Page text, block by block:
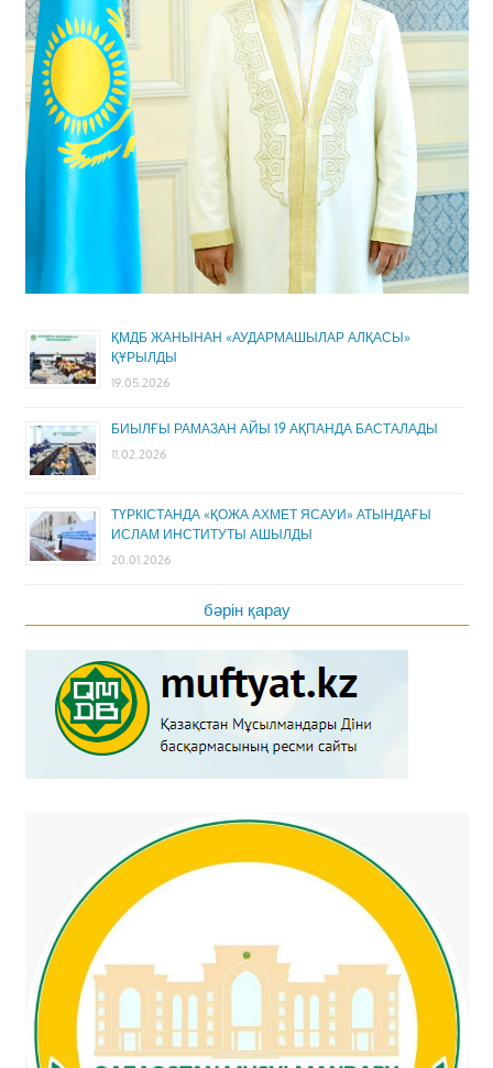
ҚМДБ ЖАНЫНАН «АУДАРМАШЫЛАР АЛҚАСЫ»
ҚҰРЫЛДЫ
19.05.2026
БИЫЛҒЫ РАМАЗАН АЙЫ 19 АҚПАНДА БАСТАЛАДЫ
11.02.2026
ТҮРКІСТАНДА «ҚОЖА АХМЕТ ЯСАУИ» АТЫНДАҒЫ
ИСЛАМ ИНСТИТУТЫ АШЫЛДЫ
20.01.2026
бәрін қарау